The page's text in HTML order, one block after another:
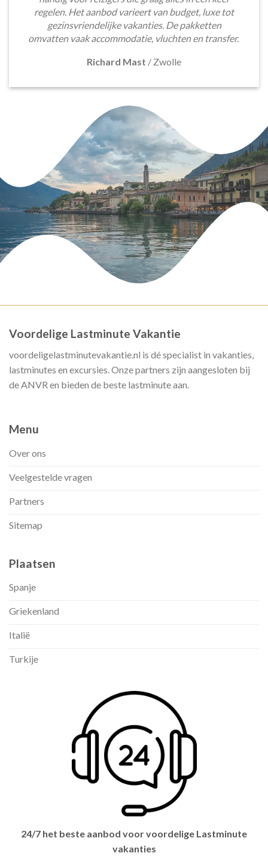
regelen. Het aanbod varieert van budget, luxe tot
gezinsvriendelijke vakanties. De pakketten
omvatten vaak accommodatie, vluchten en transfer.
Richard Mast / Zwolle
Voordelige Lastminute Vakantie
voordeligelastminutevakantie.nl is dé specialist in vakanties,
lastminutes en excursies. Onze partners zijn aangesloten bij
de ANVR en bieden de beste lastminute aan.
Menu
Over ons
Veelgestelde vragen
Partners
Sitemap
Plaatsen
Spanje
Griekenland
Italië
Turkije
24/7 het beste aanbod voor voordelige Lastminute
vakanties